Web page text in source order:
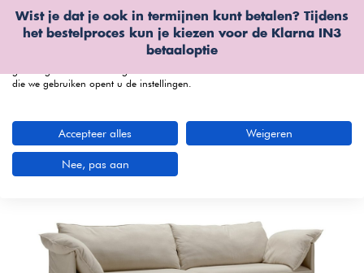
Wist je dat je ook in termijnen kunt betalen? Tijdens
het bestelproces kun je kiezen voor de Klarna IN3
betaaloptie
Bekijk productvideo
Wij gebruiken cookies
We kunnen deze plaatsen voor analyse van onze bezoekersgegevens, om
onze website te verbeteren, gepersonaliseerde inhoud te tonen en om u een
die we gebruiken opent u de instellingen.
Accepteer alles Weigeren
Nee, pas aan